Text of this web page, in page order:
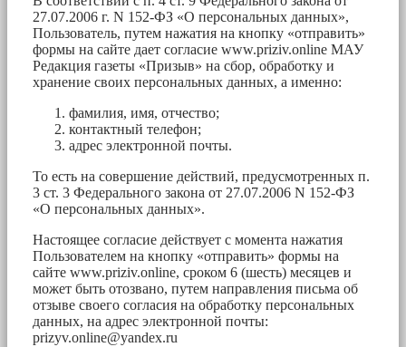
27.07.2006 г. N 152-ФЗ «О персональных данных»,
Пользователь, путем нажатия на кнопку «отправить»
формы на сайте дает согласие www.priziv.online МАУ
Редакция газеты «Призыв» на сбор, обработку и
хранение своих персональных данных, а именно:
фамилия, имя, отчество;
контактный телефон;
адрес электронной почты.
То есть на совершение действий, предусмотренных п.
3 ст. 3 Федерального закона от 27.07.2006 N 152-ФЗ
«О персональных данных».
Настоящее согласие действует с момента нажатия
Пользователем на кнопку «отправить» формы на
сайте www.priziv.online, сроком 6 (шесть) месяцев и
может быть отозвано, путем направления письма об
отзыве своего согласия на обработку персональных
данных, на адрес электронной почты:
prizyv.online@yandex.ru